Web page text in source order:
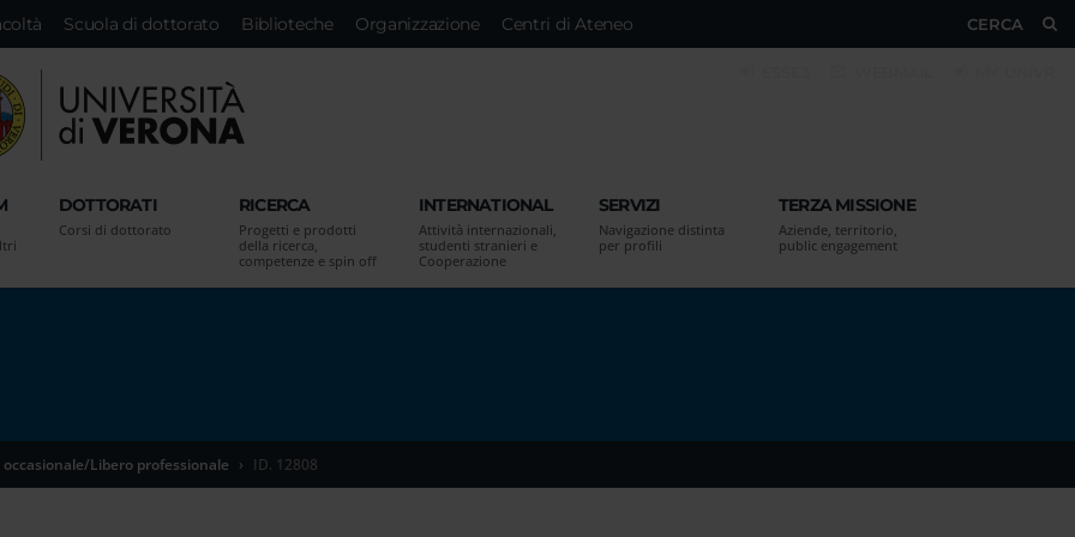
CERCA
Scuola di dottorato Biblioteche Organizzazione Centri di Ateneo
DOTTORATI
Corsi di dottorato
RICERCA
Progetti e prodotti
della ricerca,
competenze e spin off
INTERNATIONAL
Attività internazionali,
studenti stranieri e
Cooperazione
SERVIZI
Navigazione distinta
per profili
TERZA MISSIONE
Aziende, territorio,
public engagement
Libero professionale ID. 12808